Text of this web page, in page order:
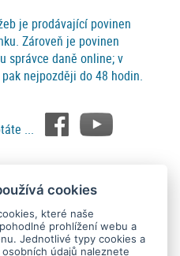
je prodávající povinen
Zároveň je povinen
správce daně online; v
nejpozději do 48 hodin.
...
metody
cookies
které naše
prohlížení webu a
Jednotlivé typy cookies a
údajů naleznete